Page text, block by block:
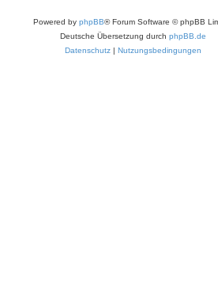
Powered by phpBB® Forum Software © phpBB
Deutsche Übersetzung durch phpBB.de
Datenschutz | Nutzungsbedingungen